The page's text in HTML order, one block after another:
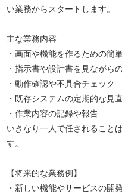
い業務からスタートします。
主な業務内容
・画面や機能を作るための簡
・指示書や設計書を見ながら
・動作確認や不具合チェック
・既存システムの定期的な見
・作業内容の記録や報告
いきなり一人で任されること
す。
【将来的な業務例】
・新しい機能やサービスの開発